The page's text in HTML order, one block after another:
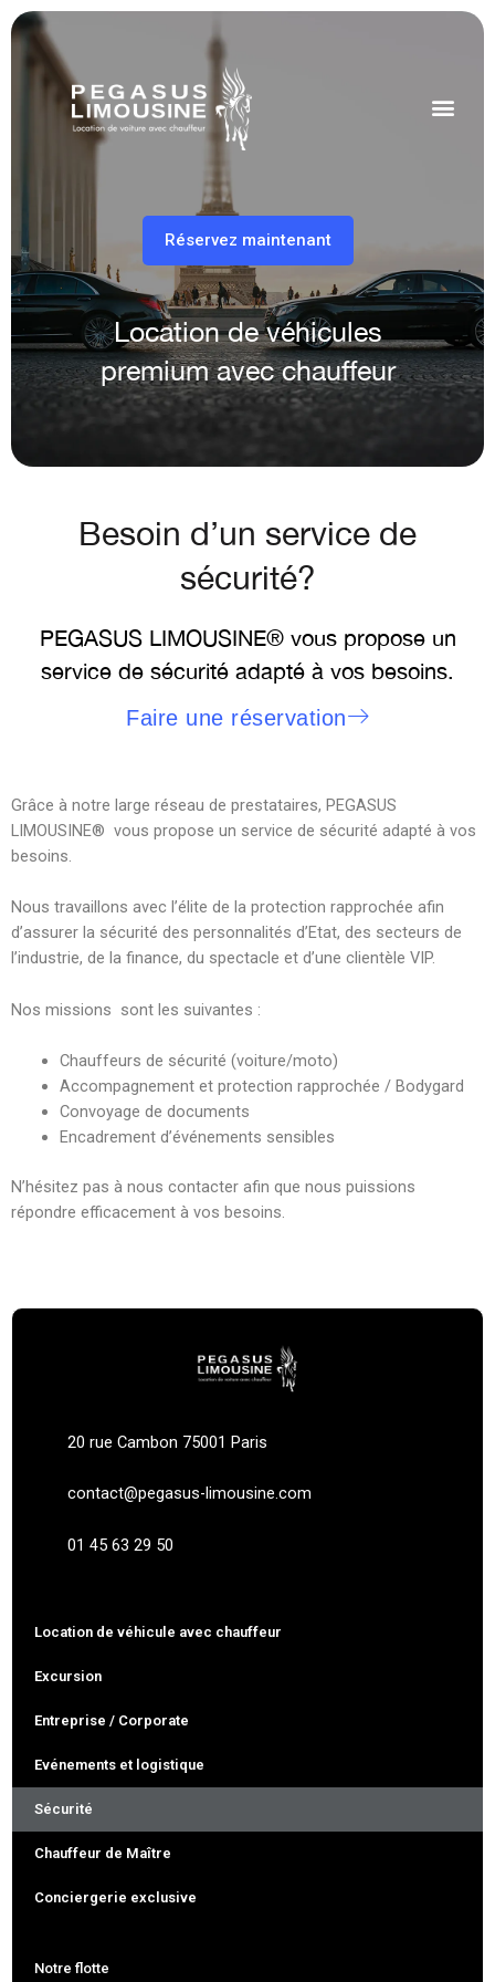
Réservez maintenant
Location de véhicules
premium avec chauffeur
Besoin d’un service de
sécurité?
PEGASUS LIMOUSINE® vous propose un
service de sécurité adapté à vos besoins.
Faire une réservation
Grâce à notre large réseau de prestataires, PEGASUS
LIMOUSINE® vous propose un service de sécurité adapté à vos
besoins.
Nous travaillons avec l’élite de la protection rapprochée afin
d’assurer la sécurité des personnalités d’Etat, des secteurs de
l’industrie, de la finance, du spectacle et d’une clientèle VIP.
Nos missions sont les suivantes :
Chauffeurs de sécurité (voiture/moto)
Accompagnement et protection rapprochée / Bodygard
Convoyage de documents
Encadrement d’événements sensibles
N’hésitez pas à nous contacter afin que nous puissions
répondre efficacement à vos besoins.
20 rue Cambon 75001 Paris
contact@pegasus-limousine.com
01 45 63 29 50
Location de véhicule avec chauffeur
Excursion
Entreprise / Corporate
Evénements et logistique
Sécurité
Chauffeur de Maître
Conciergerie exclusive
Notre flotte